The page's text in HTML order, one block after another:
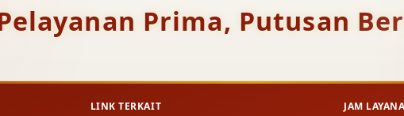
Prima, Putusan
LINK TERKAIT JAM